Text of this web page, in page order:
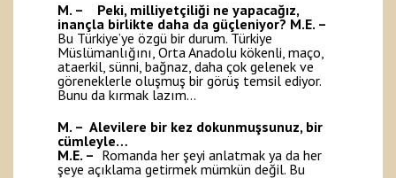
M. – Peki, milliyetçiliği ne yapacağız,
inançla birlikte daha da güçleniyor? M.E. –
Bu Türkiye’ye özgü bir durum. Türkiye
Müslümanlığını, Orta Anadolu kökenli, maço,
ataerkil, sünni, bağnaz, daha çok gelenek ve
göreneklerle oluşmuş bir görüş temsil ediyor.
Bunu da kırmak lazım…
M. – Alevilere bir kez dokunmuşsunuz, bir
cümleyle…
M.E. – Romanda her şeyi anlatmak ya da her
şeye açıklama getirmek mümkün değil. Bu